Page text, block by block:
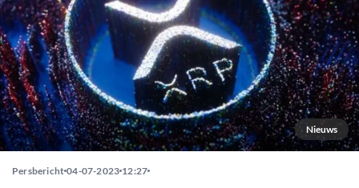
Nieuws
Persbericht 04-07-2023 12:27